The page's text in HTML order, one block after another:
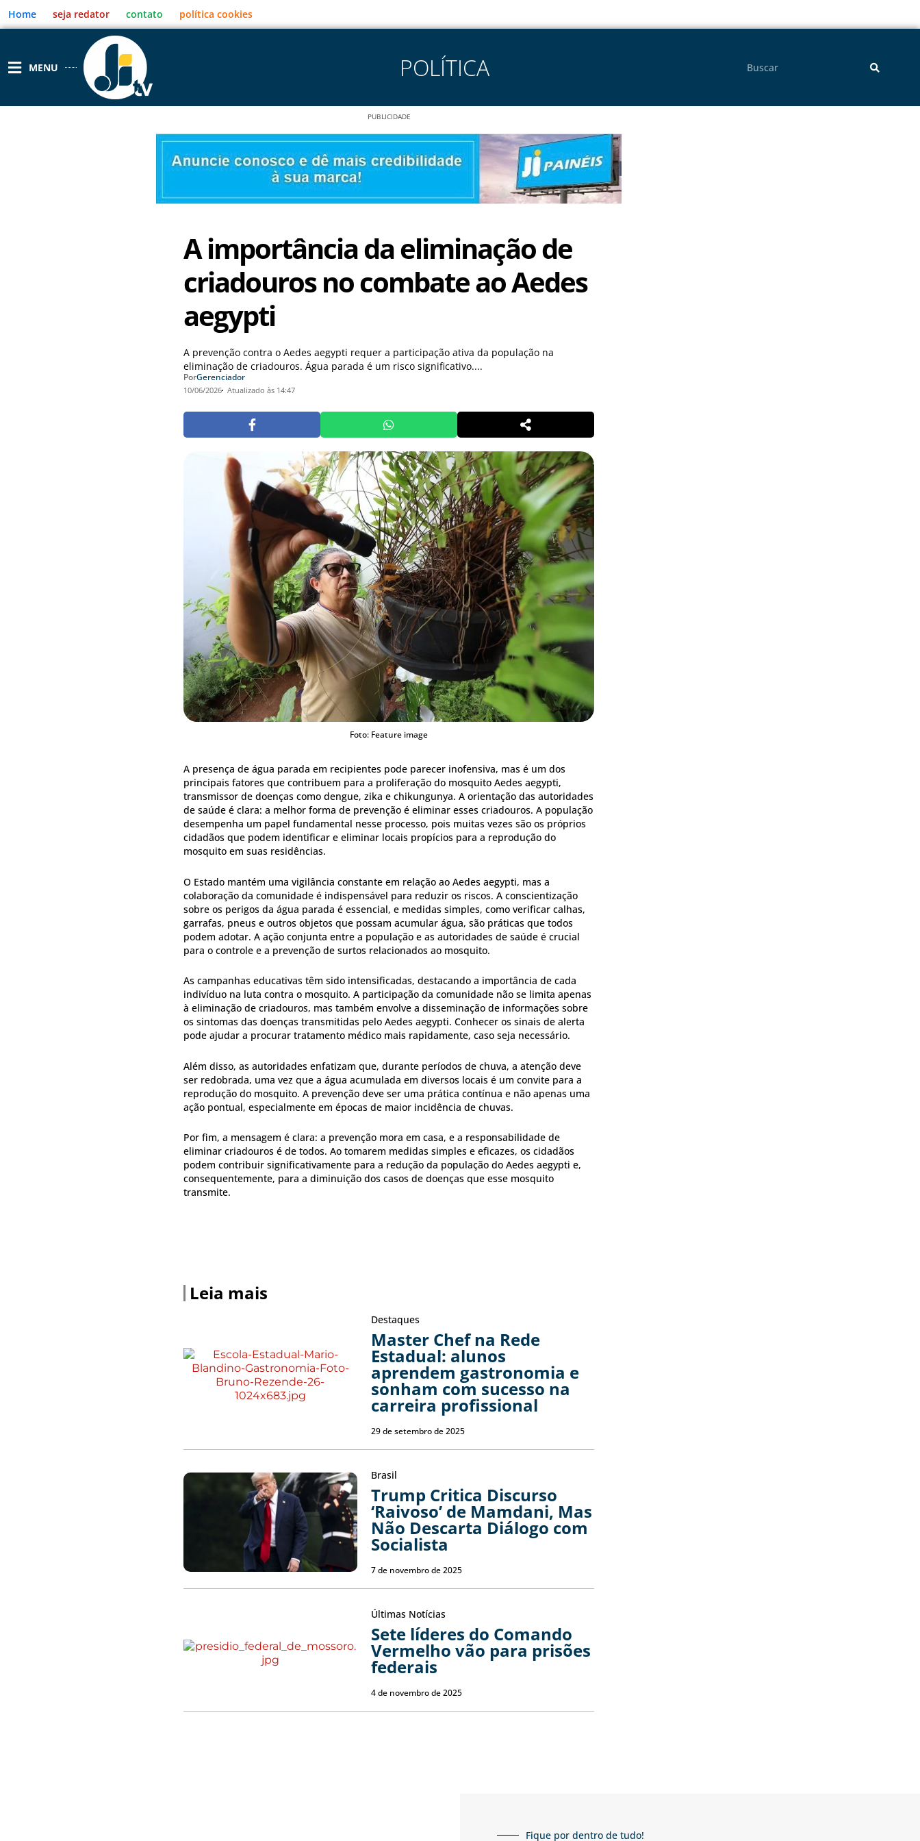
para
o
Home seja redator contato política cookies
MENU POLÍTICA
PUBLICIDADE
A importância da eliminação de
criadouros no combate ao Aedes
aegypti
A prevenção contra o Aedes aegypti requer a participação ativa da população na
eliminação de criadouros. Água parada é um risco significativo....
PorGerenciador
10/06/2026 Atualizado às 14:47
Foto: Feature image
A presença de água parada em recipientes pode parecer inofensiva, mas é um dos
principais fatores que contribuem para a proliferação do mosquito Aedes aegypti,
transmissor de doenças como dengue, zika e chikungunya. A orientação das autoridades
de saúde é clara: a melhor forma de prevenção é eliminar esses criadouros. A população
desempenha um papel fundamental nesse processo, pois muitas vezes são os próprios
cidadãos que podem identificar e eliminar locais propícios para a reprodução do
mosquito em suas residências.
O Estado mantém uma vigilância constante em relação ao Aedes aegypti, mas a
colaboração da comunidade é indispensável para reduzir os riscos. A conscientização
sobre os perigos da água parada é essencial, e medidas simples, como verificar calhas,
garrafas, pneus e outros objetos que possam acumular água, são práticas que todos
podem adotar. A ação conjunta entre a população e as autoridades de saúde é crucial
para o controle e a prevenção de surtos relacionados ao mosquito.
As campanhas educativas têm sido intensificadas, destacando a importância de cada
indivíduo na luta contra o mosquito. A participação da comunidade não se limita apenas
à eliminação de criadouros, mas também envolve a disseminação de informações sobre
os sintomas das doenças transmitidas pelo Aedes aegypti. Conhecer os sinais de alerta
pode ajudar a procurar tratamento médico mais rapidamente, caso seja necessário.
Além disso, as autoridades enfatizam que, durante períodos de chuva, a atenção deve
ser redobrada, uma vez que a água acumulada em diversos locais é um convite para a
reprodução do mosquito. A prevenção deve ser uma prática contínua e não apenas uma
ação pontual, especialmente em épocas de maior incidência de chuvas.
Por fim, a mensagem é clara: a prevenção mora em casa, e a responsabilidade de
eliminar criadouros é de todos. Ao tomarem medidas simples e eficazes, os cidadãos
podem contribuir significativamente para a redução da população do Aedes aegypti e,
consequentemente, para a diminuição dos casos de doenças que esse mosquito
transmite.
Leia mais
Destaques
Master Chef na Rede
Estadual: alunos
aprendem gastronomia e
sonham com sucesso na
carreira profissional
29 de setembro de 2025
Brasil
Trump Critica Discurso
‘Raivoso’ de Mamdani, Mas
Não Descarta Diálogo com
Socialista
7 de novembro de 2025
Últimas Notícias
Sete líderes do Comando
Vermelho vão para prisões
federais
4 de novembro de 2025
Fique por dentro de tudo!